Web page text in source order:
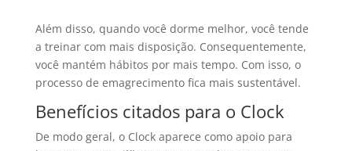
Além disso, quando você dorme melhor, você tende
a treinar com mais disposição. Consequentemente,
você mantém hábitos por mais tempo. Com isso, o
processo de emagrecimento fica mais sustentável.
Benefícios citados para o Clock
De modo geral, o Clock aparece como apoio para